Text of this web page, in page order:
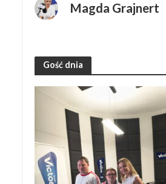
Magda Grajnert
Gość dnia